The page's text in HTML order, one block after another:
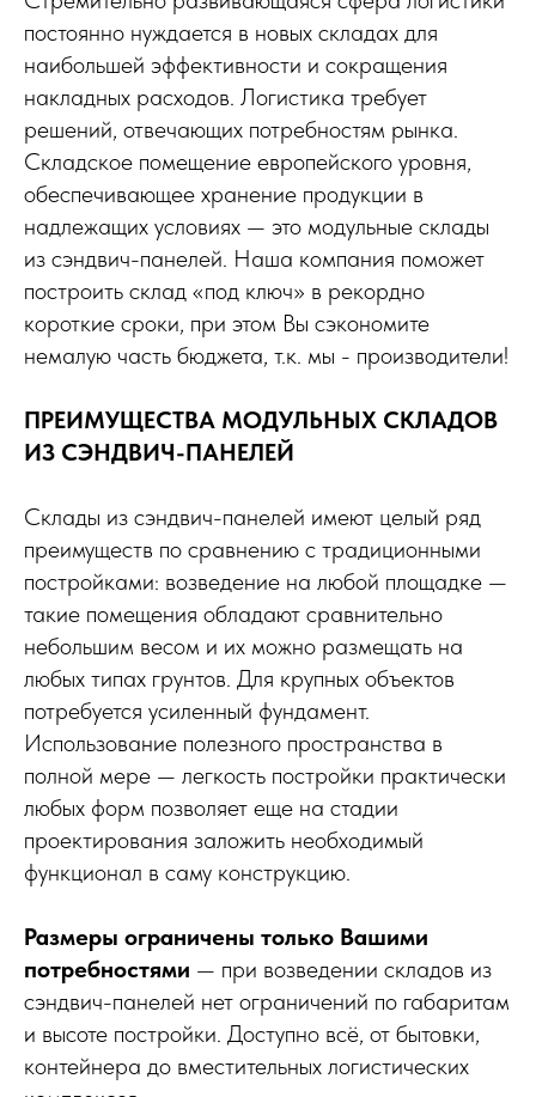
постоянно нуждается в новых складах для
наибольшей эффективности и сокращения
накладных расходов. Логистика требует
решений, отвечающих потребностям рынка.
Складское помещение европейского уровня,
обеспечивающее хранение продукции в
надлежащих условиях — это модульные склады
из сэндвич-панелей. Наша компания поможет
построить склад «под ключ» в рекордно
короткие сроки, при этом Вы сэкономите
немалую часть бюджета, т.к. мы - производители!
ПРЕИМУЩЕСТВА МОДУЛЬНЫХ СКЛАДОВ
ИЗ СЭНДВИЧ-ПАНЕЛЕЙ
Склады из сэндвич-панелей имеют целый ряд
преимуществ по сравнению с традиционными
постройками: возведение на любой площадке —
такие помещения обладают сравнительно
небольшим весом и их можно размещать на
любых типах грунтов. Для крупных объектов
потребуется усиленный фундамент.
Использование полезного пространства в
полной мере — легкость постройки практически
любых форм позволяет еще на стадии
проектирования заложить необходимый
функционал в саму конструкцию.
Размеры ограничены только Вашими
потребностями — при возведении складов из
сэндвич-панелей нет ограничений по габаритам
и высоте постройки. Доступно всё, от бытовки,
контейнера до вместительных логистических